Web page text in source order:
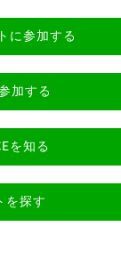
に参加する
加する
を知る
を探す